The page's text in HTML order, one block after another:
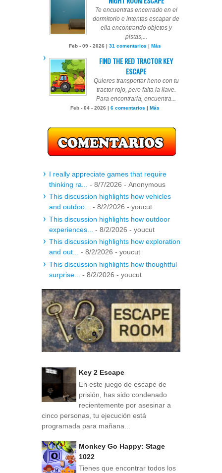
Te encuentras encerrado en el
dormitorio e intentas escapar de
ella encontrando objetos y
pistas,...
Feb - 09 - 2026 | 31 comentarios | Más
FIND THE RED TRACTOR KEY
ESCAPE
Quieres transportar heno con tu
tractor rojo, pero falta la llave.
Para encontrarla, encuentra...
Feb - 04 - 2026 | 6 comentarios | Más
I really appreciate games that require
thinking ra...
- 8/7/2026 - Anonymous
This discussion highlights how vehicles
and outdoo...
- 8/2/2026 - youcut
This discussion highlights how outdoor
experiences...
- 8/2/2026 - youcut
This discussion highlights how exploration
and out...
- 8/2/2026 - youcut
This discussion highlights how thoughtful
surprise...
- 8/2/2026 - youcut
Key 2 Escape
En este juego de escape de
prisión, has sido condenado
recientemente por asesinar a
cinco personas, tu ejecución está
programada para mañana...
Monkey Go Happy: Stage
1022
Tienes que encontrar todos los